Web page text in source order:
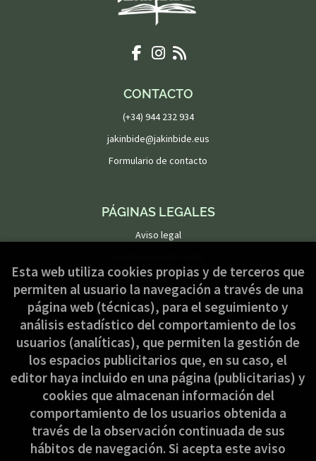
CONTACTO
(+34) 944 232 934
jakinbide@jakinbide.eus
Formulario de contacto
PÁGINAS LEGALES
Aviso legal
Política de privacidad
Política de Cookies
ATENCIÓN AL CLIENTE
Quiénes somos
Pedidos especiales
Formulario de desistimiento
Esta web utiliza cookies propias y de terceros que
permiten al usuario la navegación a través de una
página web (técnicas), para el seguimiento y
análisis estadístico del comportamiento de los
usuarios (analíticas), que permiten la gestión de
los espacios publicitarios que, en su caso, el
editor haya incluido en una página (publicitarias) y
cookies que almacenan información del
comportamiento de los usuarios obtenida a
través de la observación continuada de sus
hábitos de navegación. Si acepta este aviso